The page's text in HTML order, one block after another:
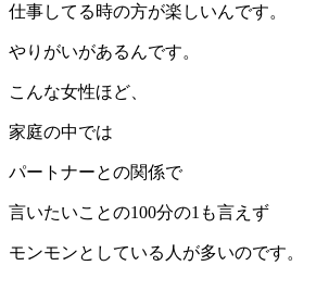
仕事してる時の方が楽しいんです。
やりがいがあるんです。
こんな女性ほど、
家庭の中では
パートナーとの関係で
言いたいことの100分の1も言えず
モンモンとしている人が多いのです。